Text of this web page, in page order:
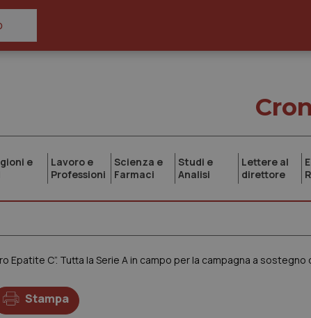
e
Lavoro e
Professioni
Scienza e
Farmaci
Studi e
Analisi
Lettere al
direttore
Epatite C”. Tutta la Serie A in campo per la campagna a sostegno
Stampa